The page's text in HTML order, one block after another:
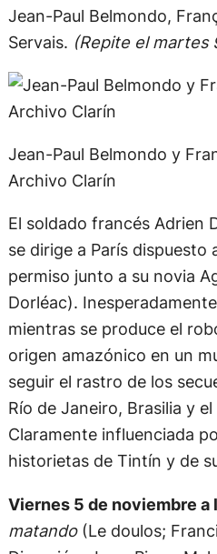
Jean-Paul Belmondo,
Servais. (Repite el martes
Jean-Paul Belmondo y
Archivo Clarín
El soldado francés Adrien
se dirige a París dispuesto
permiso junto a su novia
Dorléac).
mientras se produce el
origen amazónico en un
seguir el rastro de los
Río de Janeiro, Brasilia y
Claramente influenciada
historietas de Tintín y de
Viernes 5 de noviembre a
matando(Le doulos;